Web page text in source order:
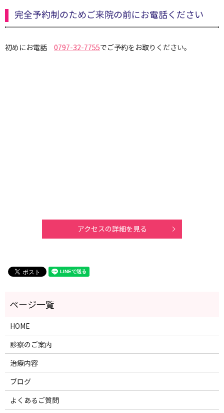
完全予約制のためご来院の前にお電話ください
初めにお電話 0797-32-7755でご予約をお取りください。
アクセスの詳細を見る
HOME
診察のご案内
治療内容
ブログ
よくあるご質問